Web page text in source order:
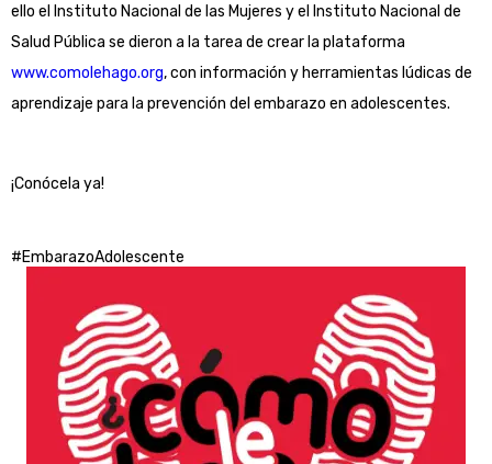
ello el Instituto Nacional de las Mujeres y el Instituto Nacional de
Salud Pública se dieron a la tarea de crear la plataforma
www.comolehago.org, con información y herramientas lúdicas de
aprendizaje para la prevención del embarazo en adolescentes.
¡Conócela ya!
#EmbarazoAdolescente